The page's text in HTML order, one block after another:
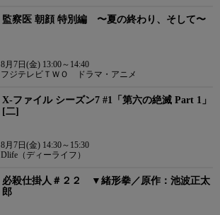
監察医 朝顔 特別編 〜夏の終わり、そして〜
8月7日(金) 13:00～14:40
フジテレビＴＷＯ ドラマ・アニメ
X-ファイル シーズン7 #1「第六の絶滅 Part 1」
[二]
8月7日(金) 14:30～15:30
Dlife（ディーライフ）
必殺仕掛人＃２２ ▼緒形拳／原作：池波正太
郎